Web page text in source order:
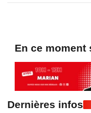
En ce moment
Dernières infos